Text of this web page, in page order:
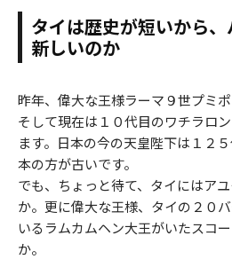
タイは歴史が短いから
新しいのか
昨年、偉大な王様ラーマ９世プミ
そして現在は１０代目のワチラロ
ます。日本の今の天皇陛下は１２
本の方が古いです。
でも、ちょっと待て、タイにはア
か。更に偉大な王様、タイの２０
いるラムカムヘン大王がいたスコ
か。